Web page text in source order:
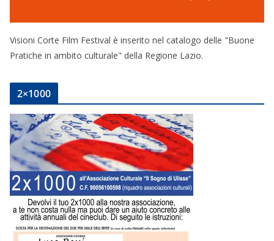
Visioni Corte Film Festival è inserito nel catalogo delle "Buone
Pratiche in ambito culturale" della Regione Lazio.
2×1000